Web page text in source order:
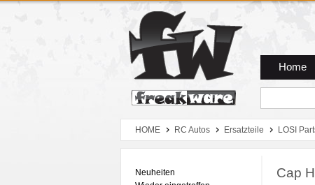
Zum Hauptmenue
Zum Seiteninhalt
Zum Warenkob
Home
HOME RC Autos Ersatzteile LOSI
Neuheiten
Cap